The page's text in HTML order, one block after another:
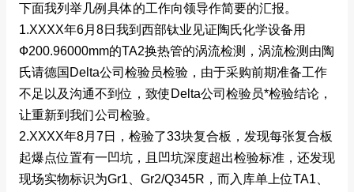
下面我列举几例具体的工作向领导作简要的汇报。
1.XXXX年6月8日我到西部钛业见证陶氏化学设备用
Ф200.96000mm的TA2换热管的涡流检测，涡流检测由陶
氏请德国Delta公司检验员检验，由于采购前期准备工作
不足以及沟通不到位，致使Delta公司检验员*检验结论，
让重新到我们公司检验。
2.XXXX年8月7日，检验了33块复合板，发现每张复合板
起爆点位置有一凹坑，且凹坑深度超出检验标准，还发现
现场实物标识为Gr1、Gr2/Q345R，而入库单上位TA1、